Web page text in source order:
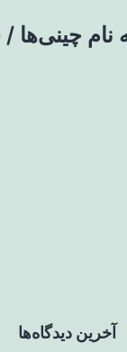
نام
آخرین دیدگاه‌ها